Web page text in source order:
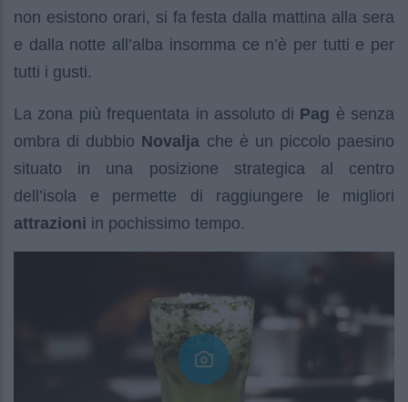
non esistono orari, si fa festa dalla mattina alla sera
e dalla notte all’alba insomma ce n’è per tutti e per
tutti i gusti.
La zona più frequentata in assoluto di Pag è senza
ombra di dubbio Novalja che è un piccolo paesino
situato in una posizione strategica al centro
dell’isola e permette di raggiungere le migliori
attrazioni in pochissimo tempo.